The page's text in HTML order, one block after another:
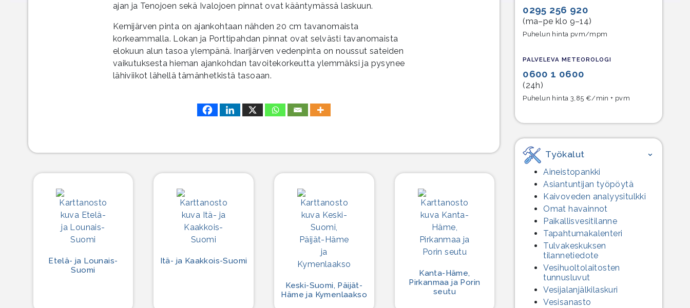
ajan ja Tenojoen sekä Ivalojoen pinnat ovat kääntymässä laskuun.
Kemijärven pinta on ajankohtaan nähden 20 cm tavanomaista
korkeammalla. Lokan ja Porttipahdan pinnat ovat selvästi tavanomaista
elokuun alun tasoa ylempänä. Inarijärven vedenpinta on noussut sateiden
vaikutuksesta hieman ajankohdan tavoitekorkeutta ylemmäksi ja pysynee
lähiviikot lähellä tämänhetkistä tasoaan.
Etelä- ja Lounais-
Suomi
Itä- ja Kaakkois-Suomi
Keski-Suomi, Päijät-
Häme ja Kymenlaakso
Kanta-Häme,
Pirkanmaa ja Porin
seutu
0295 256 920
(ma–pe klo 9–14)
Puhelun hinta pvm/mpm
PALVELEVA METEOROLOGI
0600 1 0600
(24h)
Puhelun hinta 3,85 €/min + pvm
Työkalut
Aineistopankki
Asiantuntijan työpöytä
Kaivoveden analyysitulkki
Omat havainnot
Paikallisvesitilanne
Tapahtumakalenteri
Tulvakeskuksen
tilannetiedote
Vesihuolto­laitosten
tunnusluvut
Vesijalanjälki­laskuri
Vesisanasto